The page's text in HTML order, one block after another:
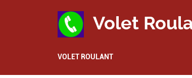
Volet
VOLET ROULANT